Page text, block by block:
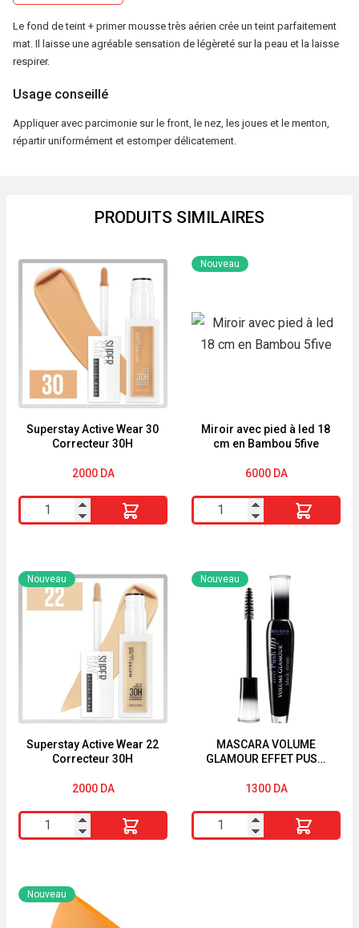
Le fond de teint + primer mousse très aérien crée un teint parfaitement
mat. Il laisse une agréable sensation de légèreté sur la peau et la laisse
respirer.
Usage conseillé
Appliquer avec parcimonie sur le front, le nez, les joues et le menton,
répartir uniformément et estomper délicatement.
PRODUITS SIMILAIRES
Superstay Active Wear 30
Correcteur 30H
2000 DA
quantité
de
Active
Wear
30
Miroir avec pied à led 18
cm en Bambou 5five
Nouveau
6000 DA
quantité
de
avec
pied
5five
Superstay Active Wear 22
Correcteur 30H
Nouveau
2000 DA
quantité
de
Active
Wear
MASCARA VOLUME
GLAMOUR EFFET PUSH
BOURJOIS
Nouveau
1300 DA
quantité
de
Nouveau